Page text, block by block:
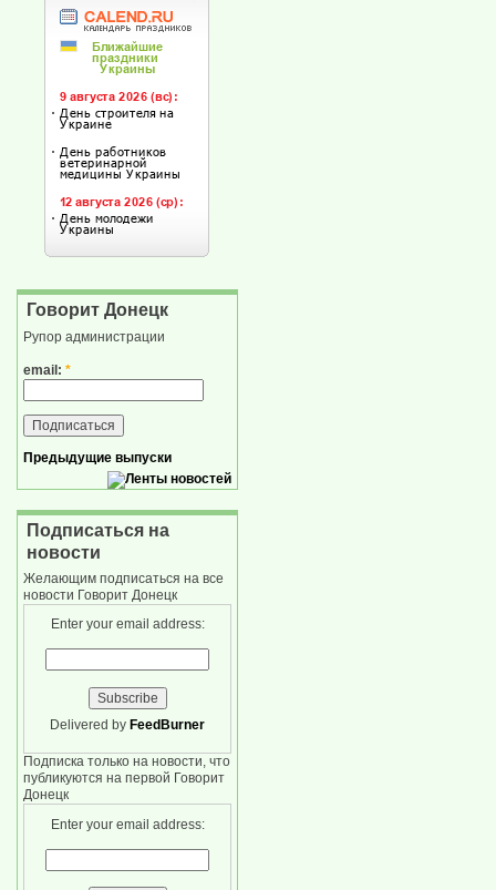
Говорит Донецк
Рупор администрации
email: *
Предыдущие выпуски
Подписаться на
новости
Желающим подписаться на все
новости Говорит Донецк
Enter your email address:
Delivered by FeedBurner
Подписка только на новости, что
публикуются на первой Говорит
Донецк
Enter your email address: